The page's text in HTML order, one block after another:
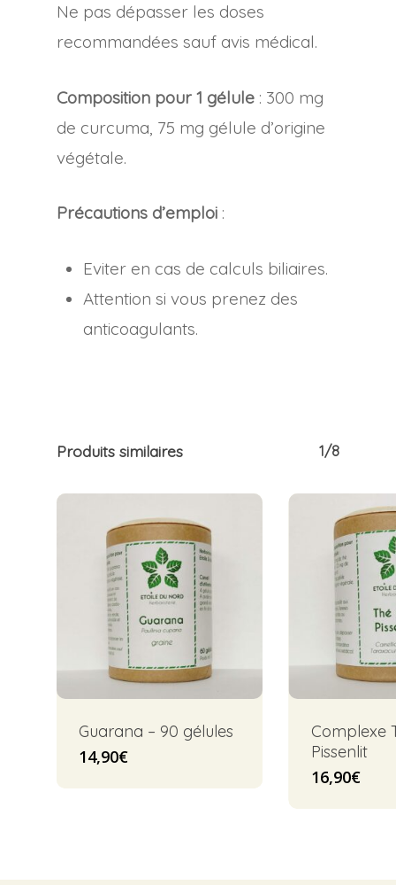
Ne pas dépasser les doses
recommandées sauf avis médical.
Composition pour 1 gélule : 300 mg
de curcuma, 75 mg gélule d’origine
végétale.
Précautions d’emploi :
Eviter en cas de calculs biliaires.
Attention si vous prenez des
anticoagulants.
Produits similaires 1/8
Guarana – 90 gélules
14,90€
Complexe
Pissenlit
16,90€